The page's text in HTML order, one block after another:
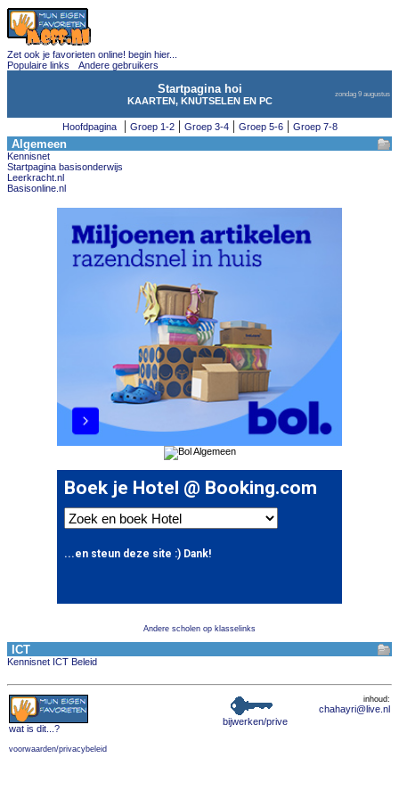
Zet ook je favorieten online! begin hier...
Populaire links
Andere gebruikers
Startpagina hoi
KAARTEN, KNUTSELEN EN PC
zondag 9 augustus
Hoofdpagina| Groep 1-2| Groep 3-4| Groep 5-6| Groep 7-8
Algemeen
Kennisnet
Startpagina basisonderwijs
Leerkracht.nl
Basisonline.nl
Andere scholen op klasselinks
ICT
Kennisnet ICT Beleid
wat is dit ...?
voorwaarden/privacybeleid
bijwerken/prive
inhoud:
chahayri@live.nl